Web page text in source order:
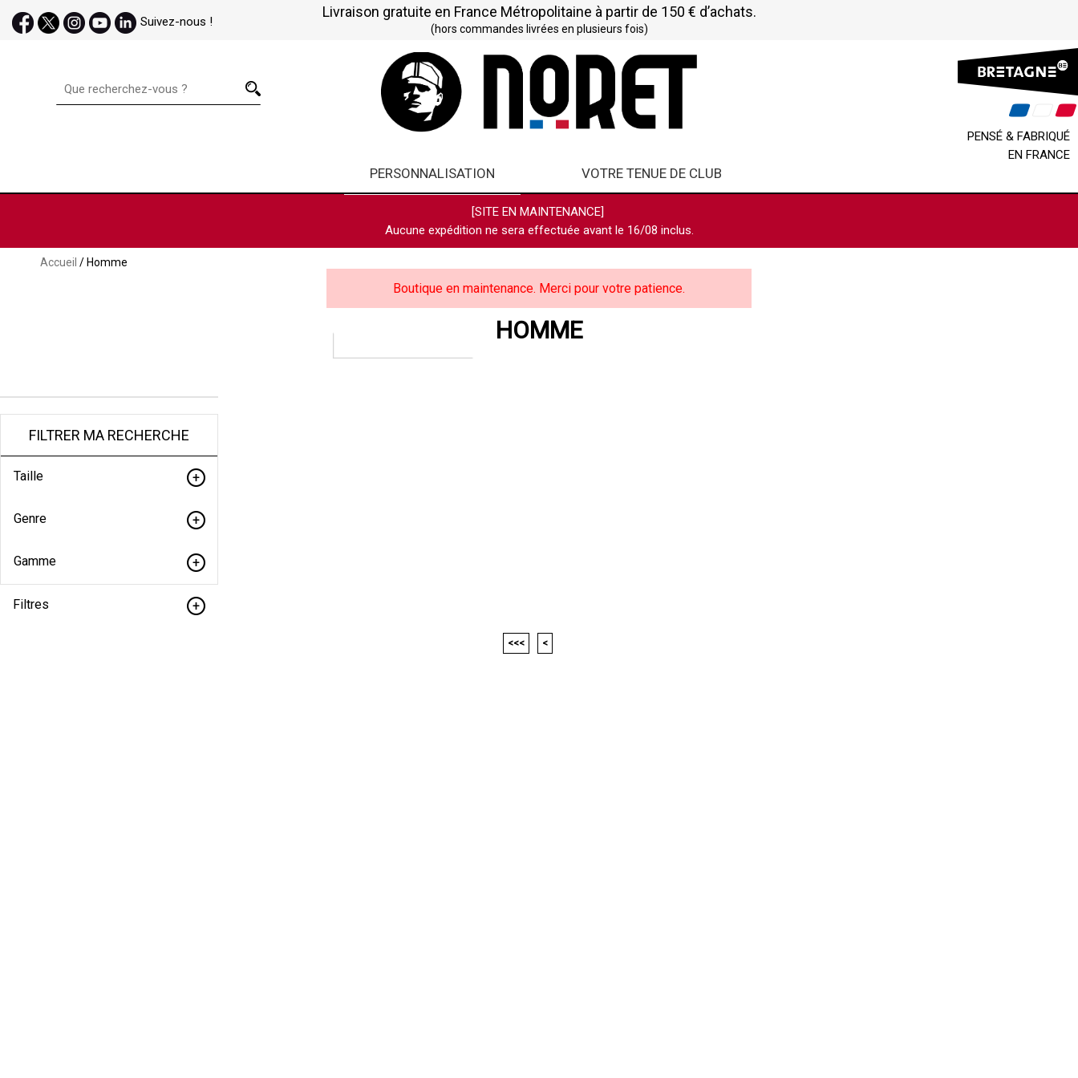
Suivez-nous !
Livraison gratuite en France Métropolitaine à partir de 150 € d’achats.
(hors commandes livrées en plusieurs fois)
PENSÉ & FABRIQUÉ
EN FRANCE
PERSONNALISATION VOTRE TENUE DE CLUB
[SITE EN MAINTENANCE]
Aucune expédition ne sera effectuée avant le 16/08 inclus.
Accueil / Homme
Boutique en maintenance. Merci pour votre patience.
HOMME
FILTRER MA RECHERCHE
Taille
Genre
Gamme
Filtres
<<< <